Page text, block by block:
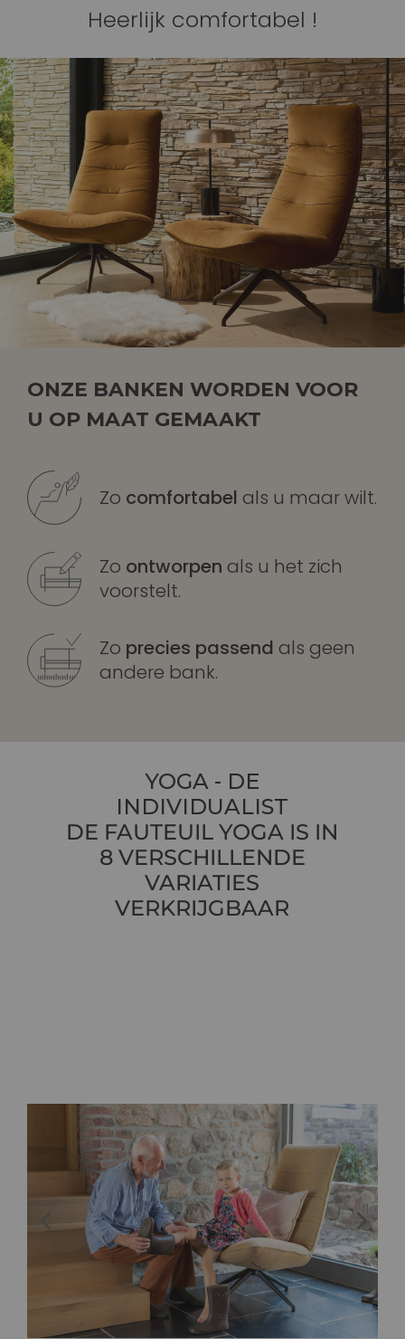
Heerlijk comfortabel !
ONZE BANKEN WORDEN VOOR
U OP MAAT GEMAAKT
Zo comfortabel als u maar wilt.
Zo ontworpen als u het zich
voorstelt.
Zo precies passend als geen
andere bank.
YOGA - DE
INDIVIDUALIST
DE FAUTEUIL YOGA IS IN
8 VERSCHILLENDE
VARIATIES
VERKRIJGBAAR